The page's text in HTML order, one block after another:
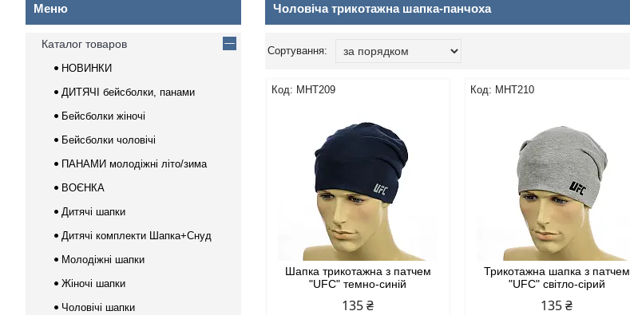
Чоловіча трикотажна шапка-панчоха
MHT209
Шапка трикотажна з патчем
"UFC" темно-синій
135 ₴
MHT210
Трикотажна шапка з патчем
"UFC" cвітло-сірий
135 ₴
Каталог товаров
НОВИНКИ
ДИТЯЧІ бейсболки, панами
Бейсболки жіночі
Бейсболки чоловічі
ПАНАМИ молодіжні літо/зима
ВОЄНКА
Дитячі шапки
Дитячі комплекти Шапка+Снуд
Молодіжні шапки
Жіночі шапки
Чоловічі шапки